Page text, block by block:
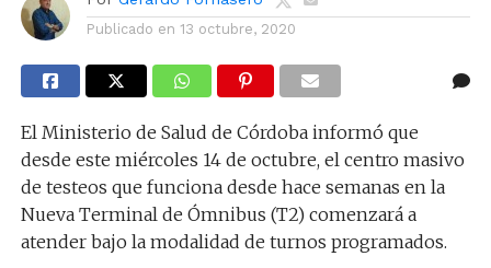
Publicado en 13 octubre, 2020
El Ministerio de Salud de Córdoba informó que
desde este miércoles 14 de octubre, el centro masivo
de testeos que funciona desde hace semanas en la
Nueva Terminal de Ómnibus (T2) comenzará a
atender bajo la modalidad de turnos programados.